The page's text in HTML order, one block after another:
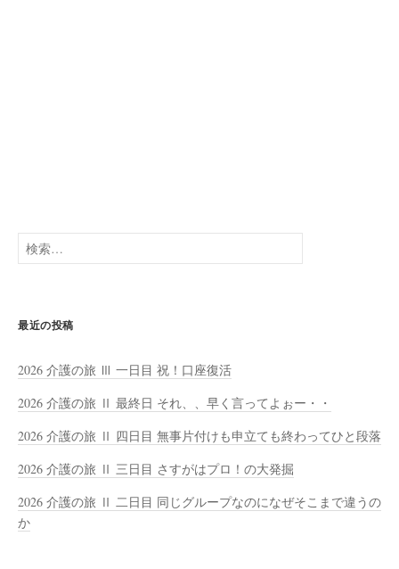
検
索:
最近の投稿
2026 介護の旅 Ⅲ 一日目 祝！口座復活
2026 介護の旅 Ⅱ 最終日 それ、、早く言ってよぉー・・
2026 介護の旅 Ⅱ 四日目 無事片付けも申立ても終わってひと段落
2026 介護の旅 Ⅱ 三日目 さすがはプロ！の大発掘
2026 介護の旅 Ⅱ 二日目 同じグループなのになぜそこまで違うの
か